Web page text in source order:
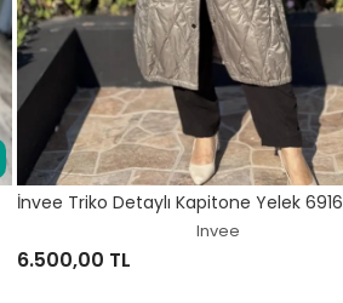
İnvee Triko Detaylı Kapitone Yelek 6916
Invee
6.500,00 TL